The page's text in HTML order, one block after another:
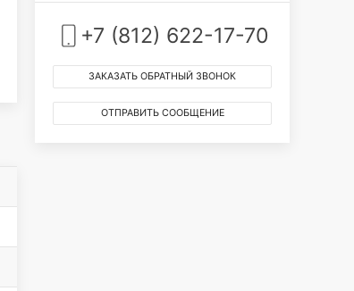
+7 (812) 622-17-70
ЗАКАЗАТЬ ОБРАТНЫЙ ЗВОНОК
ОТПРАВИТЬ СООБЩЕНИЕ